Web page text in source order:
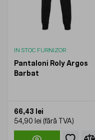
IN STOC FURNIZOR
Pantaloni Roly Argos
Barbat
66,43 lei
54,90 lei